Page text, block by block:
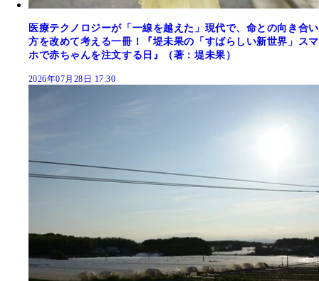
医療テクノロジーが「一線を越えた」現代で、命との向き合い
方を改めて考える一冊！『堤未果の「すばらしい新世界」スマ
ホで赤ちゃんを注文する日』（著：堤未果）
2026年07月28日 17:30